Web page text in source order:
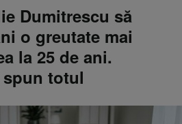
Dumitrescu să
o greutate mai
la 25 de ani.
totul